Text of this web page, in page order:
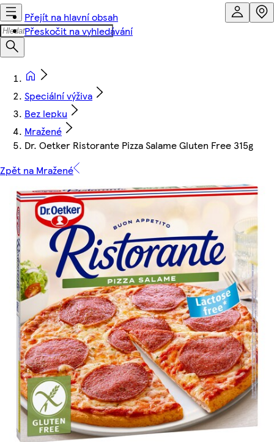
Přejít na hlavní obsah
Přeskočit na vyhledávání
Speciální výživa
Bez lepku
Mražené
Dr. Oetker Ristorante Pizza Salame Gluten Free 315g
Zpět na Mražené